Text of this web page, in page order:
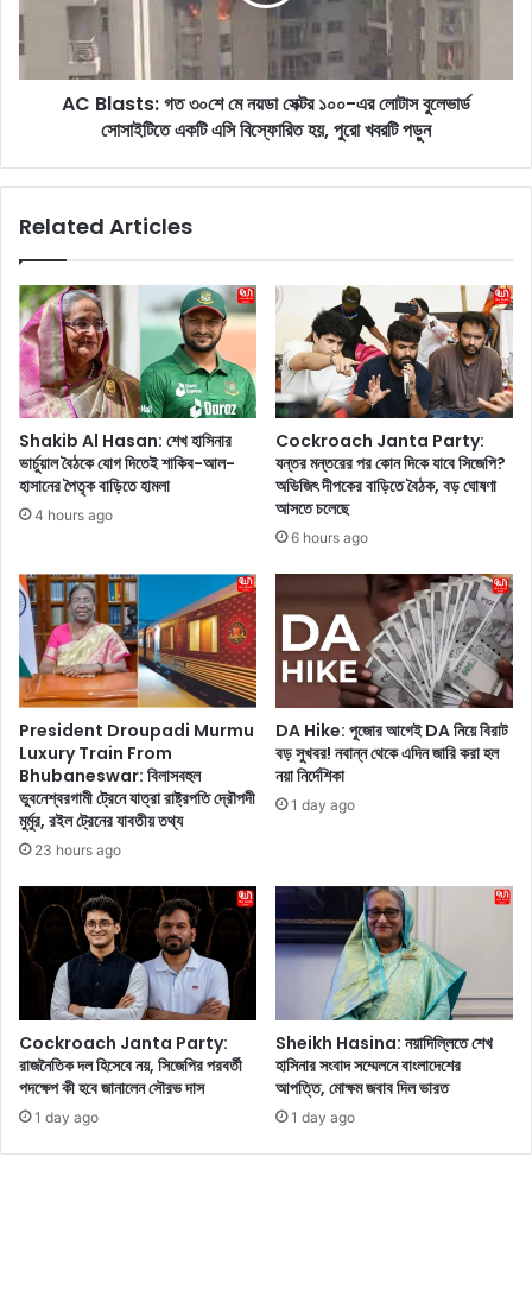
x
i
l
এ
পো
ল
প্র
কা
শ্যে
আ
স
তে
ই
জ
রি
বৈ
ঠ
অ
ভি
ষে
কে
র
!
কি
কি
র্দে
শ
দি
তৃ
ণ
মূ
লে
র
s
:
মে
ডা
সে
ক্ট
র
১
০
র
টা
স
লে
ভা
র্ড
সো
সা
ই
টি
তে
এ
টি
এ
সি
রি
ত
হ
য়
,
পু
AC Blasts: গত ৩০শে মে নয়ডা সেক্টর ১০০-এর লোটাস বুলেভার্ড
সোসাইটিতে একটি এসি বিস্ফোরিত হয়, পুরো খবরটি পড়ুন
Related Articles
Shakib Al Hasan: শেখ হাসিনার
ভার্চুয়াল বৈঠকে যোগ দিতেই শাকিব-আল-
হাসানের পৈতৃক বাড়িতে হামলা
4 hours ago
Cockroach Janta Party:
যন্তর মন্তরের পর কোন দিকে যাবে সিজেপি?
অভিজিৎ দীপকের বাড়িতে বৈঠক, বড় ঘোষণা
আসতে চলেছে
6 hours ago
President Droupadi Murmu
Luxury Train From
Bhubaneswar: বিলাসবহুল
ভুবনেশ্বরগামী ট্রেনে যাত্রা রাষ্ট্রপতি দ্রৌপদী
মুর্মুর, রইল ট্রেনের যাবতীয় তথ্য
23 hours ago
DA Hike: পুজোর আগেই DA নিয়ে বিরাট
বড় সুখবর! নবান্ন থেকে এদিন জারি করা হল
নয়া নির্দেশিকা
1 day ago
Cockroach Janta Party:
রাজনৈতিক দল হিসেবে নয়, সিজেপির পরবর্তী
পদক্ষেপ কী হবে জানালেন সৌরভ দাস
1 day ago
Sheikh Hasina: নয়াদিল্লিতে শেখ
হাসিনার সংবাদ সম্মেলনে বাংলাদেশের
আপত্তি, মোক্ষম জবাব দিল ভারত
1 day ago